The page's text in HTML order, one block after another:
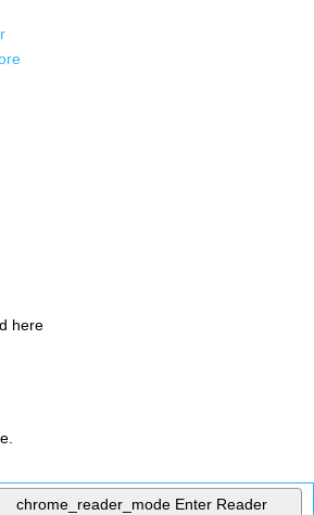
here
chrome_reader_mode Enter Reader